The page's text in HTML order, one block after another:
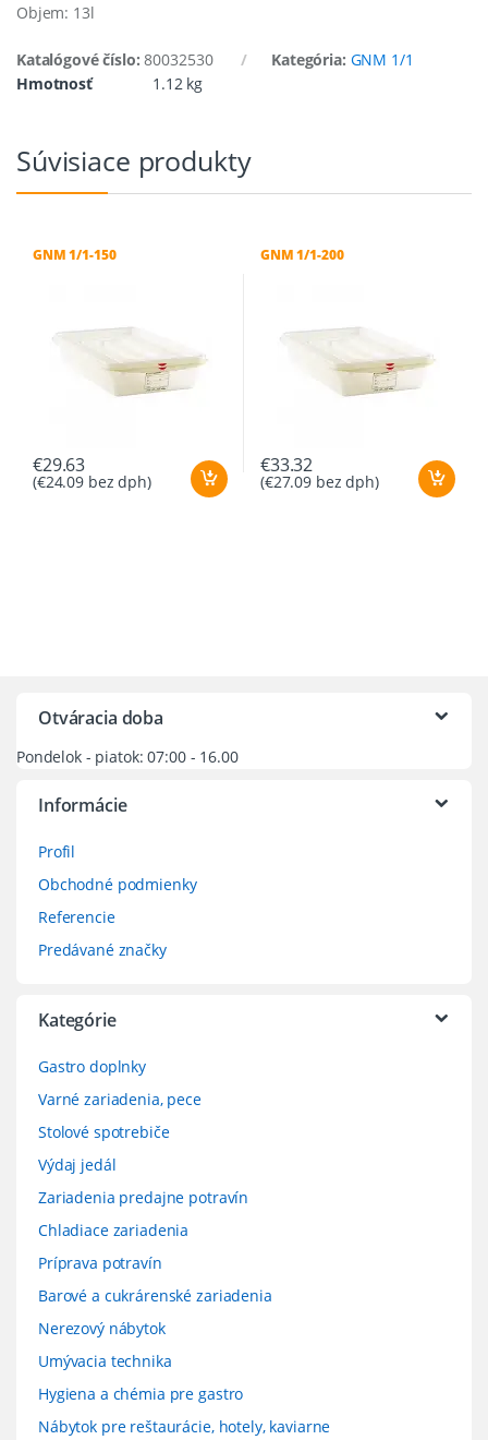
Objem: 13l
Katalógové číslo:80032530 Kategória: GNM 1/1
Hmotnosť
1.12 kg
Súvisiace produkty
GNM 1/1-150
€29.63
(€24.09 bez dph)
GNM 1/1-200
€33.32
(€27.09 bez dph)
Otváracia doba
Pondelok - piatok: 07:00 - 16.00
Informácie
Profil
Obchodné podmienky
Referencie
Predávané značky
Kategórie
Gastro doplnky
Varné zariadenia, pece
Stolové spotrebiče
Výdaj jedál
Zariadenia predajne potravín
Chladiace zariadenia
Príprava potravín
Barové a cukrárenské zariadenia
Nerezový nábytok
Umývacia technika
Hygiena a chémia pre gastro
Nábytok pre reštaurácie, hotely, kaviarne